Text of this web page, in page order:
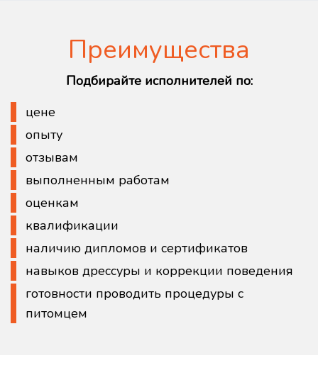
Преимущества
Подбирайте исполнителей по:
цене
опыту
отзывам
выполненным работам
оценкам
квалификации
наличию дипломов и сертификатов
навыков дрессуры и коррекции поведения
готовности проводить процедуры с
питомцем